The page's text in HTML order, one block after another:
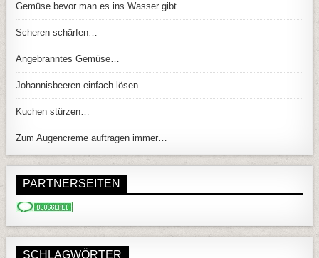
Gemüse bevor man es ins Wasser gibt…
Scheren schärfen…
Angebranntes Gemüse…
Johannisbeeren einfach lösen…
Kuchen stürzen…
Zum Augencreme auftragen immer…
PARTNERSEITEN
SCHLAGWÖRTER